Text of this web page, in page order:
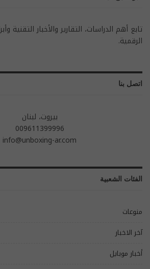
تابع أهم الدراسات، التقارير والأخبار التقنية
الرقمية.
اتصل بنا
بيروت، لبنان
009611399996
info@unboxing-ar.com
الفئات الشعبية
منوعات
آخر الاخبار
أخبار موبايل